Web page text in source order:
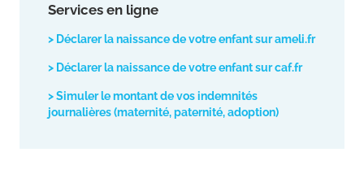
Services en ligne
> Déclarer la naissance de votre enfant sur ameli.fr
> Déclarer la naissance de votre enfant sur caf.fr
> Simuler le montant de vos indemnités
journalières (maternité, paternité, adoption)